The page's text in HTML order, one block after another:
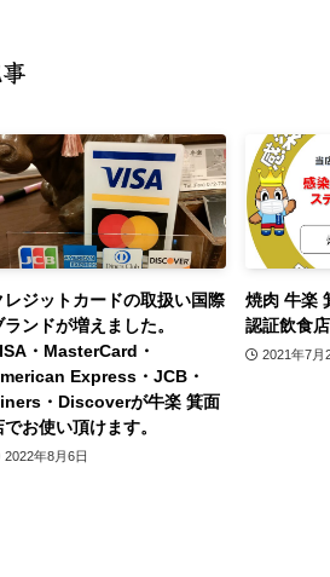
レジットカードの取扱い国際
ランドが増えました。
・MasterCard・
Express・JCB・
・Discoverが牛楽 箕面
でお使い頂けます。
2022年8月6日
焼肉 牛楽
認証飲食店
2021年7月